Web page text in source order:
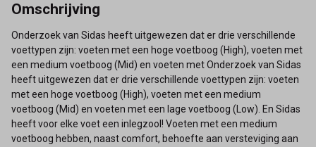
Omschrijving
Onderzoek van Sidas heeft uitgewezen dat er drie verschillende
voettypen zijn: voeten met een hoge voetboog (High), voeten met
een medium voetboog (Mid) en voeten met Onderzoek van Sidas
heeft uitgewezen dat er drie verschillende voettypen zijn: voeten
met een hoge voetboog (High), voeten met een medium
voetboog (Mid) en voeten met een lage voetboog (Low). En Sidas
heeft voor elke voet een inlegzool! Voeten met een medium
voetboog hebben, naast comfort, behoefte aan versteviging aan